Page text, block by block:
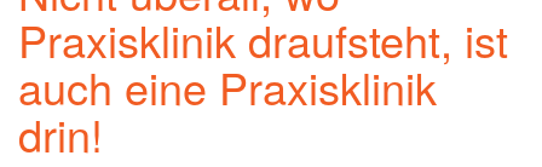
Praxisklinik draufsteht, ist
auch eine Praxisklinik
drin!